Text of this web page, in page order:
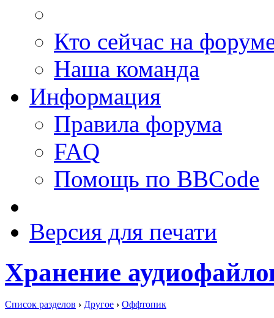
Кто сейчас на
Наша команда
Информация
Правила форума
FAQ
Помощь по BBCode
Версия для печати
Хранение
Список разделов › Другое › Оффтопик